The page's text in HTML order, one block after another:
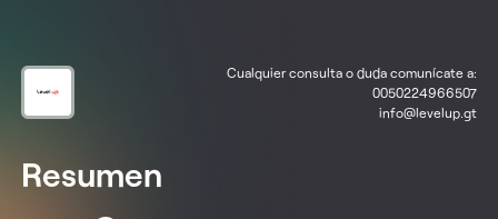
Cualquier consulta o duda comunícate a:
0050224966507
info@levelup.gt
Resumen